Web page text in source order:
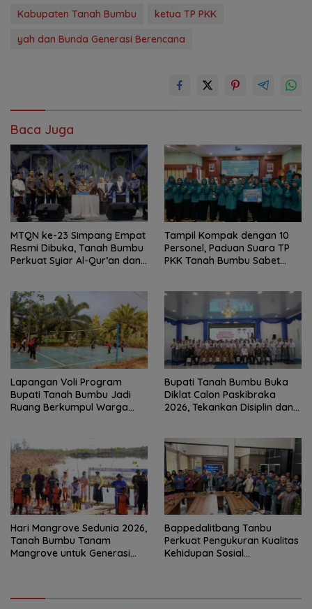
Kabupaten Tanah Bumbu
ketua TP PKK
yah dan Bunda Generasi Berencana
Baca Juga
MTQN ke-23 Simpang Empat
Resmi Dibuka, Tanah Bumbu
Perkuat Syiar Al-Qur’an dan
Tampil Kompak dengan 10
Personel, Paduan Suara TP
PKK Tanah Bumbu Sabet
Lapangan Voli Program
Bupati Tanah Bumbu Jadi
Ruang Berkumpul Warga
Bupati Tanah Bumbu Buka
Diklat Calon Paskibraka
2026, Tekankan Disiplin dan
Hari Mangrove Sedunia 2026,
Tanah Bumbu Tanam
Mangrove untuk Generasi
Bappedalitbang Tanbu
Perkuat Pengukuran Kualitas
Kehidupan Sosial